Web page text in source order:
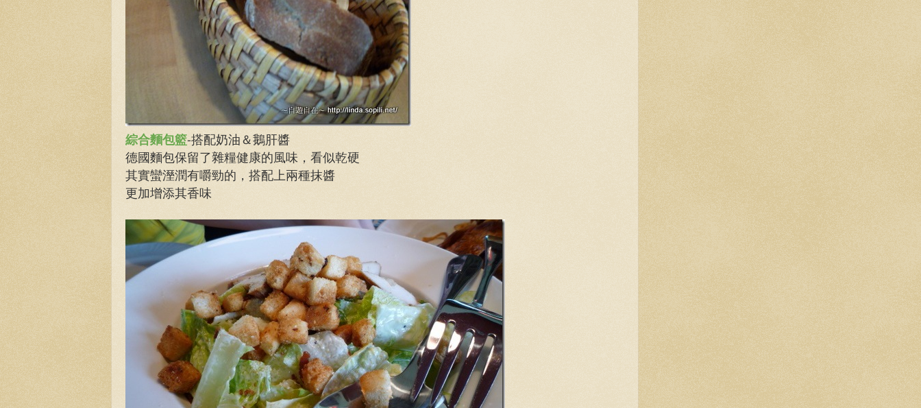
綜合麵包籃-搭配奶油＆鵝肝醬
德國麵包保留了雜糧健康的風味，看似乾硬
其實蠻溼潤有嚼勁的，搭配上兩種抹醬
更加增添其香味